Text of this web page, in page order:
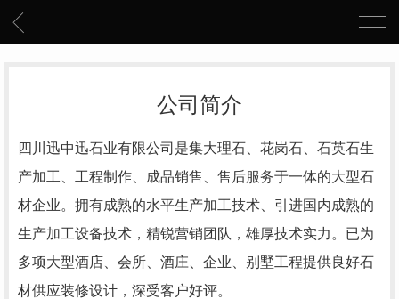
公司简介
四川迅中迅石业有限公司是集大理石、花岗石、石英石生
产加工、工程制作、成品销售、售后服务于一体的大型石
材企业。拥有成熟的水平生产加工技术、引进国内成熟的
生产加工设备技术， 精锐营销团队，雄厚技术实力 。已为
多项大型酒店、会所、酒庄、企业、别墅工程提供良好石
材供应装修设计，深受客户好评。